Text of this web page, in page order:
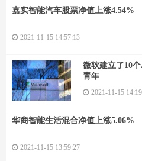
嘉实智能汽车股票净值上涨4.54%
2021-11-15 14:57:13
微软建立了10
青年
2021-11-15
华商智能生活混合净值上涨5.06%
2021-11-15 13:59:27